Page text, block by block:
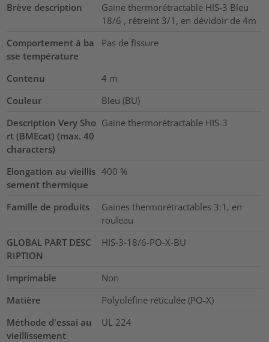
Brève description
Gaine thermorétractable HIS-3 Bleu
18/6 , rétreint 3/1, en dévidoir de 4m
Comportement à ba
sse température
Pas de fissure
Contenu 4 m
Couleur
Bleu (BU)
Description Very Sho
rt (BMEcat) (max. 40
characters)
Gaine thermorétractable HIS-3
Elongation au vieillis
sement thermique
400 %
Famille de produits
Gaines thermorétractables 3:1, en
rouleau
GLOBAL PART DESC
RIPTION
HIS-3-18/6-PO-X-BU
Imprimable
Non
Matière
Polyoléfine réticulée (PO-X)
Méthode d'essai au
vieillissement
UL 224